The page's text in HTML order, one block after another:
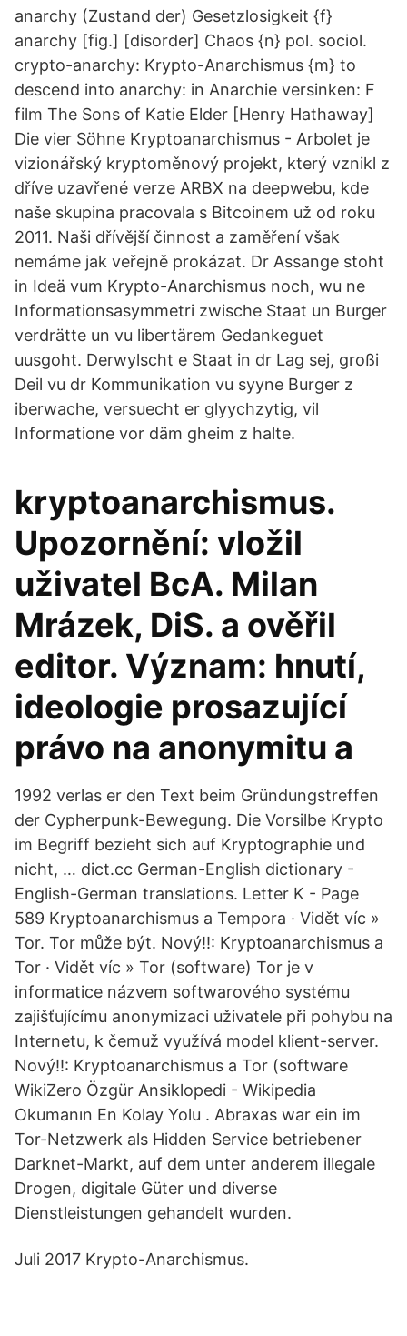
anarchy (Zustand der) Gesetzlosigkeit {f}
anarchy [fig.] [disorder] Chaos {n} pol. sociol.
crypto-anarchy: Krypto-Anarchismus {m} to
descend into anarchy: in Anarchie versinken: F
film The Sons of Katie Elder [Henry Hathaway]
Die vier Söhne Kryptoanarchismus - Arbolet je
vizionářský kryptoměnový projekt, který vznikl z
dříve uzavřené verze ARBX na deepwebu, kde
naše skupina pracovala s Bitcoinem už od roku
2011. Naši dřívější činnost a zaměření však
nemáme jak veřejně prokázat. Dr Assange stoht
in Ideä vum Krypto-Anarchismus noch, wu ne
Informationsasymmetri zwische Staat un Burger
verdrätte un vu libertärem Gedankeguet
uusgoht. Derwylscht e Staat in dr Lag sej, großi
Deil vu dr Kommunikation vu syyne Burger z
iberwache, versuecht er glyychzytig, vil
Informatione vor däm gheim z halte.
kryptoanarchismus.
Upozornění: vložil
uživatel BcA. Milan
Mrázek, DiS. a ověřil
editor. Význam: hnutí,
ideologie prosazující
právo na anonymitu a
1992 verlas er den Text beim Gründungstreffen
der Cypherpunk-Bewegung. Die Vorsilbe Krypto
im Begriff bezieht sich auf Kryptographie und
nicht, … dict.cc German-English dictionary -
English-German translations. Letter K - Page
589 Kryptoanarchismus a Tempora · Vidět víc »
Tor. Tor může být. Nový!!: Kryptoanarchismus a
Tor · Vidět víc » Tor (software) Tor je v
informatice názvem softwarového systému
zajišťujícímu anonymizaci uživatele při pohybu na
Internetu, k čemuž využívá model klient-server.
Nový!!: Kryptoanarchismus a Tor (software
WikiZero Özgür Ansiklopedi - Wikipedia
Okumanın En Kolay Yolu . Abraxas war ein im
Tor-Netzwerk als Hidden Service betriebener
Darknet-Markt, auf dem unter anderem illegale
Drogen, digitale Güter und diverse
Dienstleistungen gehandelt wurden.
Juli 2017 Krypto-Anarchismus.